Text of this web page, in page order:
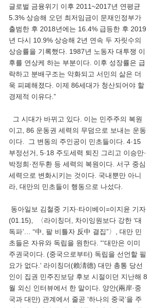
글로벌 금융위기 이후 2011~2017년 연평균
5.3% 상승해 오던 최저임금이 문재인정부가
출범한 후 2018년에는 16.4% 급등한 후 2019
년 다시 10.9% 상승해 2년 연속 두 자릿수의
상승률을 기록했다. 1987년 노동자 대투쟁 이
후를 연상케 하는 부분이다. 이후 성장률은 급
락하고 분배구조는 악화되고 서민의 삶은 더
욱 피폐해졌다. 이제 86세대가 청산되어야 할
경제적 이유다.”
이고, 86 운동권 세력의 무덤으로 보내는 운동
이다.  그 변동의 주인공이 민초들이다. 4·15
부정선거, 5·18 주도세력 퇴진 그리고 이승만·
박정희·전두환 등 세력의 복원이다. 서구 중심
세력으로 변화시키는 것이다. 국내뿐만 아니
라, 대만의 민초들이 행동으로 나섰다.
(01.15),  〈라이칭더, 차이잉원보다 강한 ‘대
독파’… “中, 팔 비틀자 反中 결집”〉, 대만 민
초들은 자유와 독립을 원한다. “‘대만은 이미
주권국이다. (중국으로부터) 독립을 선언할 필
요가 없다.’ 라이칭더(賴淸德) 대만 총통 당선
인이 집권 민주진보당 후보 시절이던 지난해 8
월 외신 인터뷰에서 한 말이다. 양안(兩岸·중
국과 대만) 관계에서 줄곧 ‘하나의 중국’을 주